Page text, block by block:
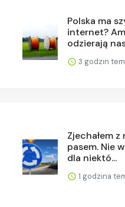
Polska ma
internet?
odzierają
3 godzin
Zjechałem
pasem. Nie
dla niektó...
1 godzina